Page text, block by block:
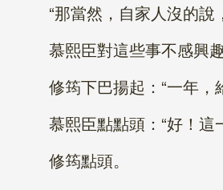
“那當然，自家人沒的說，
慕熙臣對這些事不感興趣
修筠下巴揚起：“一年，
慕熙臣點點頭：“好！這
修筠點頭。